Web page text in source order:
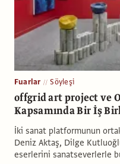
Fuarlar Söyleşi
offgrid art project ve
Kapsamında Bir İş
İki sanat platformunun
Deniz Aktaş, Dilge
eserlerini sanatseverlerle